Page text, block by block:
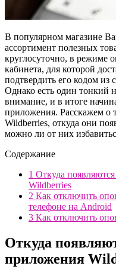
В популярном магазине
ассортимент полезных
круглосуточно, в режиме
кабинета, для которой
подтвердить его кодом из
Однако есть один тонкий
внимание, и в итоге
приложения. Расскажем о
Wildberries, откуда они
можно ли от них
Содержание
1 Откуда
Wildberries
2 Как отключить
телефоне на Android
3 Как отключить
Откуда
приложения